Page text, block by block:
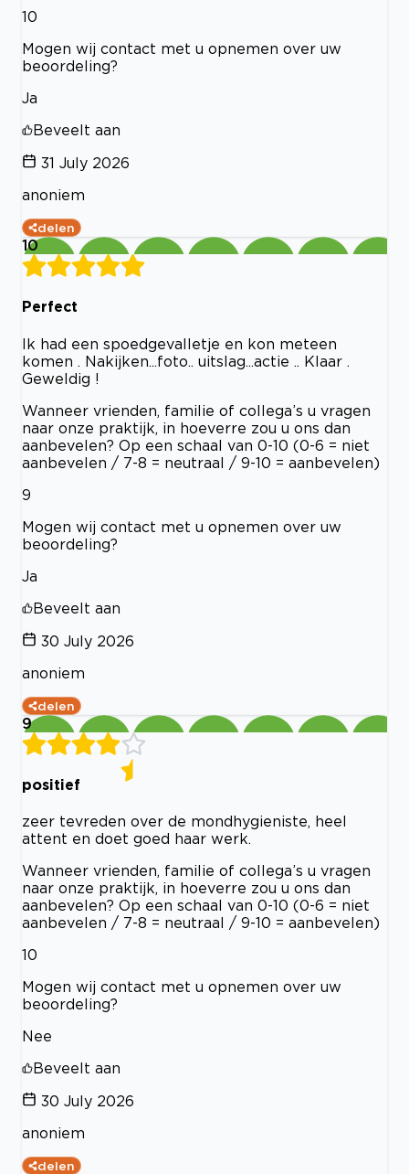
10
Mogen wij contact met u opnemen over uw
beoordeling?
Ja
Beveelt aan
31 July 2026
anoniem
delen
10
Perfect
Ik had een spoedgevalletje en kon meteen
komen . Nakijken...foto.. uitslag...actie .. Klaar .
Geweldig !
Wanneer vrienden, familie of collega’s u vragen
naar onze praktijk, in hoeverre zou u ons dan
aanbevelen? Op een schaal van 0-10 (0-6 = niet
aanbevelen / 7-8 = neutraal / 9-10 = aanbevelen)
9
Mogen wij contact met u opnemen over uw
beoordeling?
Ja
Beveelt aan
30 July 2026
anoniem
delen
9
positief
zeer tevreden over de mondhygieniste, heel
attent en doet goed haar werk.
Wanneer vrienden, familie of collega’s u vragen
naar onze praktijk, in hoeverre zou u ons dan
aanbevelen? Op een schaal van 0-10 (0-6 = niet
aanbevelen / 7-8 = neutraal / 9-10 = aanbevelen)
10
Mogen wij contact met u opnemen over uw
beoordeling?
Nee
Beveelt aan
30 July 2026
anoniem
delen